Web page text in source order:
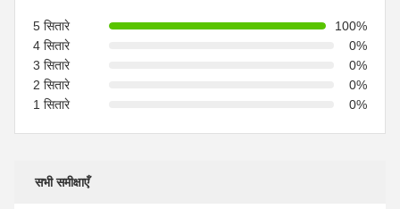
5 सितारे
100%
4 सितारे
0%
3 सितारे
0%
2 सितारे
0%
1 सितारे
0%
सभी समीक्षाएँ